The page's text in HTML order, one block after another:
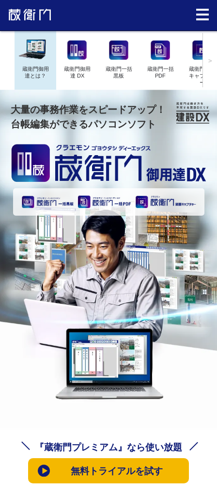
蔵衛門御用
達とは？
蔵衛門御用
達 DX
蔵衛門一括
黒板
蔵衛門一括
PDF
蔵衛門図面
キャプチャ
ー
>
大量の事務作業をスピードアップ！
台帳編集ができるパソコンソフト
『蔵衛門プレミアム』なら使い放題
無料トライアルを試す